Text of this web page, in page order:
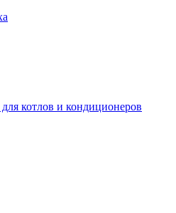
котлов и кондиционеров